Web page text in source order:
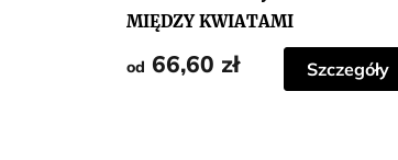
MIĘDZY KWIATAMI
od 66,60 zł Szczegóły